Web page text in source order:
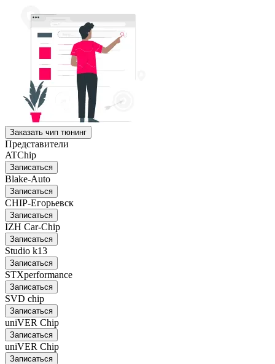
Заказать чип тюнинг
Представители
ATChip
Записаться
Blake-Auto
Записаться
CHIP-Егорьевск
Записаться
IZH Car-Chip
Записаться
Studio k13
Записаться
STXperformance
Записаться
SVD chip
Записаться
uniVER Chip
Записаться
uniVER Chip
Записаться